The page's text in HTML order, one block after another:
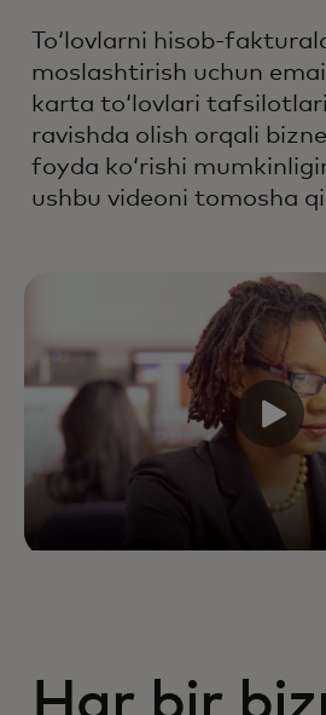
Toʻlovlarni hisob-
moslashtirish uchun
karta toʻlovlari
ravishda olish orqali
foyda koʻrishi
ushbu videoni tomosha